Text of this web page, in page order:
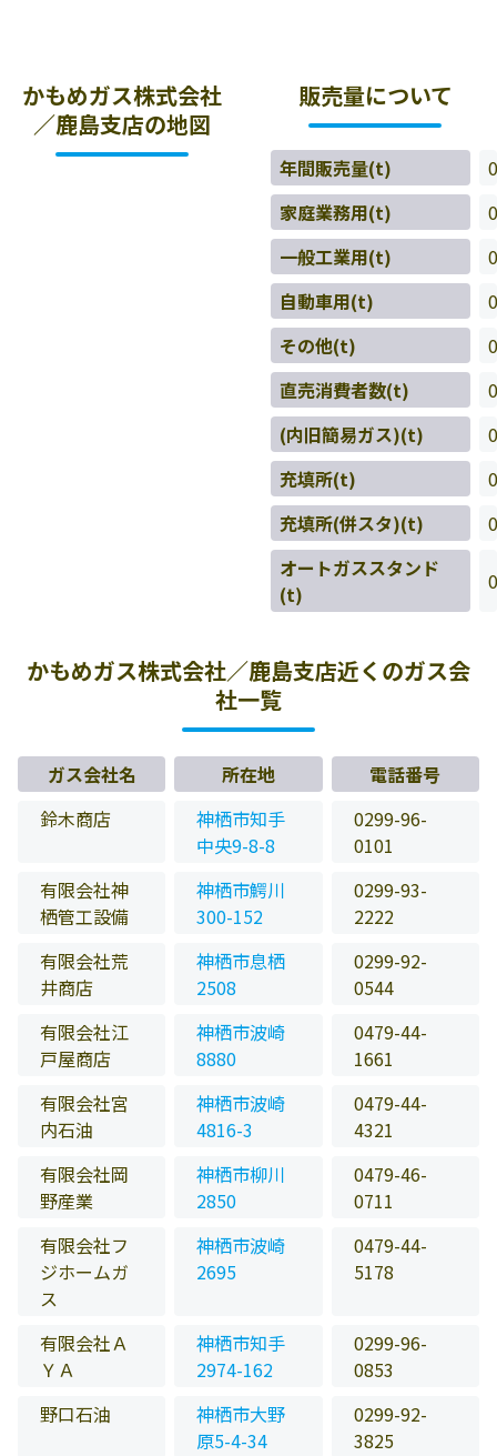
かもめガス株式会社
／鹿島支店の地図
販売量について
年間販売量(t)
0
家庭業務用(t)
0
一般工業用(t)
0
自動車用(t)
0
その他(t)
0
直売消費者数(t)
0
(内旧簡易ガス)(t)
0
充填所(t)
0
充填所(併スタ)(t)
0
オートガススタンド
(t)
0
かもめガス株式会社／鹿島支店近くのガス会
社一覧
ガス会社名 所在地
電話番号
鈴木商店
神栖市知手
中央9-8-8
0299-96-
0101
有限会社神
栖管工設備
神栖市鰐川
300-152
0299-93-
2222
有限会社荒
井商店
神栖市息栖
2508
0299-92-
0544
有限会社江
戸屋商店
神栖市波崎
8880
0479-44-
1661
有限会社宮
内石油
神栖市波崎
4816-3
0479-44-
4321
有限会社岡
野産業
神栖市柳川
2850
0479-46-
0711
有限会社フ
ジホームガ
ス
神栖市波崎
2695
0479-44-
5178
有限会社Ａ
ＹＡ
神栖市知手
2974-162
0299-96-
0853
野口石油
神栖市大野
原5-4-34
0299-92-
3825